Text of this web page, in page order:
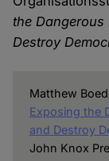
the
Destroy
Matthew
Exposing the
and Destroy
John Knox